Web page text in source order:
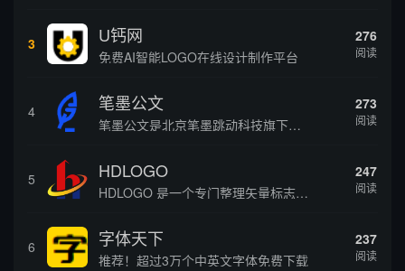
3 U钙网
免费AI智能LOGO在线设计制作平台
276
阅读
4 笔墨公文
笔墨公文是北京笔墨跳动科技旗下垂直公文赛道 AIGC 创作平台，深耕体制公文专业场景，依托海量标准公文语料训练专属大模型。平台整合 AI 公文生成、全维度智能校对、范文库、实时更新素材库、标准化公文模板五大核心板块，兼顾公文快速撰写、文稿合...
273
阅读
5 HDLOGO
HDLOGO 是一个专门整理矢量标志和图标的网站，提供各类品牌和公司的矢量标志下载服务，主要面向设计师、营销人员和企业用户，帮他们获取高质量的品牌标识资源。
247
阅读
6 字体天下
推荐！超过3万个中英文字体免费下载
237
阅读